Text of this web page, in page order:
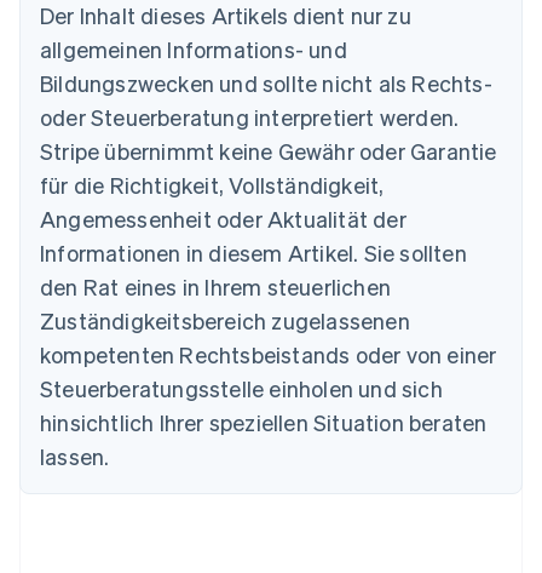
Der Inhalt dieses Artikels dient nur zu
allgemeinen Informations- und
Bildungszwecken und sollte nicht als Rechts-
oder Steuerberatung interpretiert werden.
Stripe übernimmt keine Gewähr oder Garantie
für die Richtigkeit, Vollständigkeit,
Angemessenheit oder Aktualität der
Informationen in diesem Artikel. Sie sollten
den Rat eines in Ihrem steuerlichen
Zuständigkeitsbereich zugelassenen
kompetenten Rechtsbeistands oder von einer
Steuerberatungsstelle einholen und sich
hinsichtlich Ihrer speziellen Situation beraten
lassen.
English
Belgien
Nederlands Français Deutsch English
Brasilien
PortuguêsEnglish
Bulgarien
Dänemark
English
Deutschland
Deutsch English
Estland
English
Festlandchina
简体中文 English
Finnland
EnglishSvenska
Frankreich
Français